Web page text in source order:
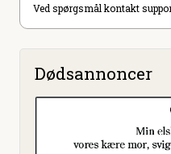
Ved spørgsmål kontakt
Dødsannoncer